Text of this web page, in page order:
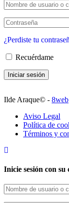
¿Perdiste tu
Recuérdame
Ilde Araque© - 8web
Aviso Legal
Política de
Términos y
Inicie sesión con su